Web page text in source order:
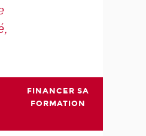
FINANCER SA
FORMATION